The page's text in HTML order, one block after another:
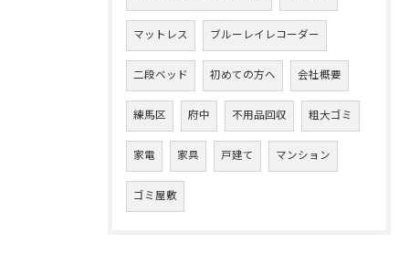
マットレス ブルーレイレコーダー
二段ベッド 初めての方へ 会社概要
練馬区 府中 不用品回収 粗大ゴミ
家電 家具 戸建て マンション
ゴミ屋敷